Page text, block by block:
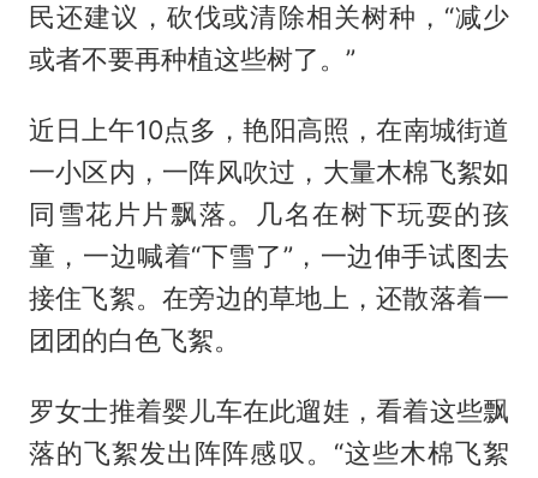
民还建议，砍伐或清除相关树种，“减少
或者不要再种植这些树了。”
近日上午10点多，艳阳高照，在南城街道
一小区内，一阵风吹过，大量木棉飞絮如
同雪花片片飘落。几名在树下玩耍的孩
童，一边喊着“下雪了”，一边伸手试图去
接住飞絮。在旁边的草地上，还散落着一
团团的白色飞絮。
罗女士推着婴儿车在此遛娃，看着这些飘
落的飞絮发出阵阵感叹。“这些木棉飞絮